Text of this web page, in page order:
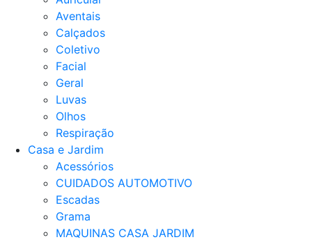
Aventais
Calçados
Coletivo
Facial
Geral
Luvas
Olhos
Respiração
Casa e Jardim
Acessórios
CUIDADOS AUTOMOTIVO
Escadas
Grama
MAQUINAS CASA JARDIM